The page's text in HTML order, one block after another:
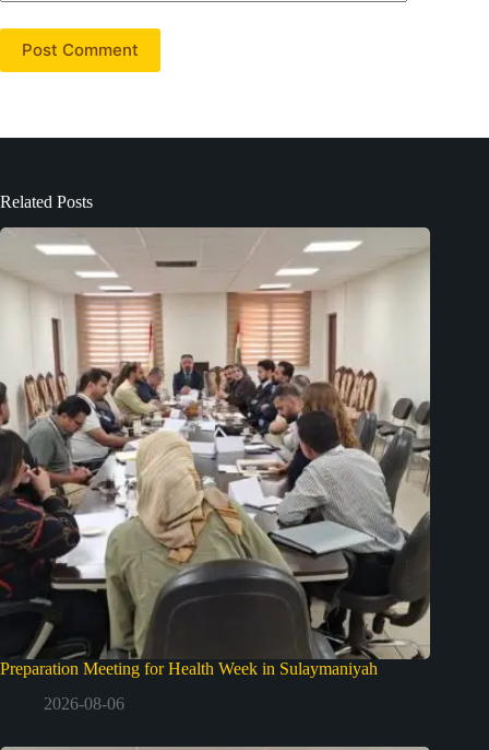
Post Comment
Related Posts
Preparation Meeting for Health Week in Sulaymaniyah
2026-08-06